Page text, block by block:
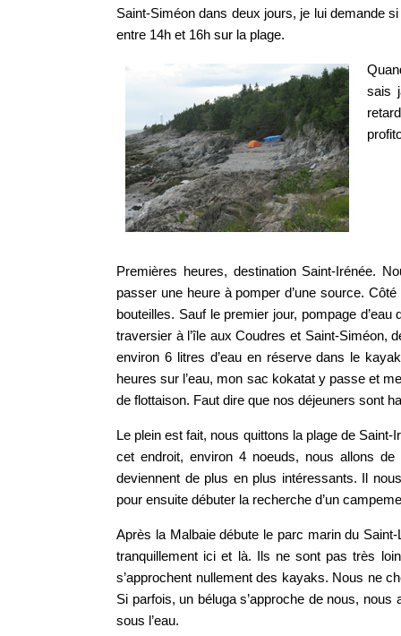
Saint-Siméon dans deux jours, je lui demande
entre 14h et 16h sur la plage.
sais
Premières heures, destination Saint-Irénée.
passer une heure à pomper d’une source.
bouteilles. Sauf le premier jour, pompage
traversier à l’île aux Coudres et Saint-Siméon,
environ 6 litres d’eau en réserve dans le
heures sur l’eau, mon sac kokatat y passe et
de flottaison. Faut dire que nos déjeuners sont
Le plein est fait, nous quittons la plage de
cet endroit, environ 4 noeuds, nous allons
deviennent de plus en plus intéressants. Il
pour ensuite débuter la recherche d’un
Après la Malbaie débute le parc marin du
tranquillement ici et là. Ils ne sont pas très
s’approchent nullement des kayaks. Nous ne
Si parfois, un béluga s’approche de nous,
sous l’eau.